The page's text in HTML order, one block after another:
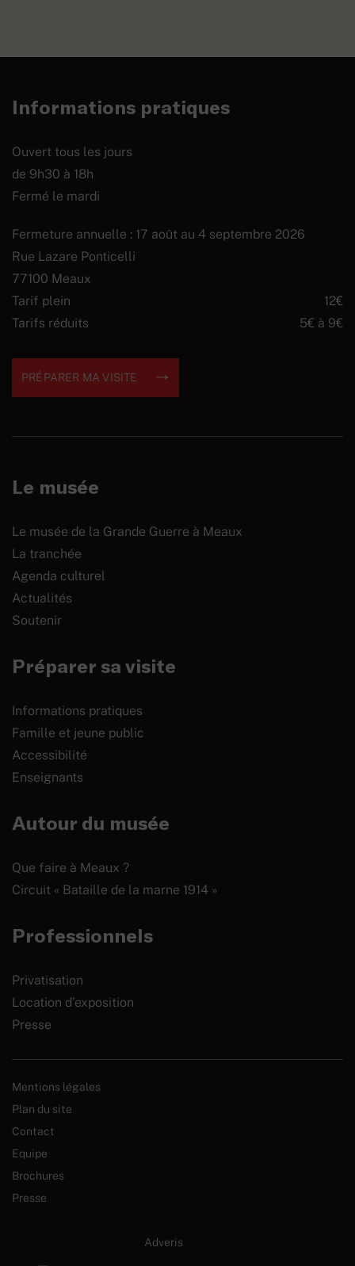
Informations pratiques
Ouvert tous les jours
de 9h30 à 18h
Fermé le mardi
Fermeture annuelle : 17 août au 4 septembre 2026
Rue Lazare Ponticelli
77100 Meaux
Tarif plein
12€
Tarifs réduits
5€ à 9€
PRÉPARER MA VISITE
Le musée
Le musée de la Grande Guerre à Meaux
La tranchée
Agenda culturel
Actualités
Soutenir
Préparer sa visite
Informations pratiques
Famille et jeune public
Accessibilité
Enseignants
Autour du musée
Que faire à Meaux ?
Circuit « Bataille de la marne 1914 »
Professionnels
Privatisation
Location d’exposition
Presse
Mentions légales
Plan du site
Contact
Equipe
Brochures
Presse
Adveris